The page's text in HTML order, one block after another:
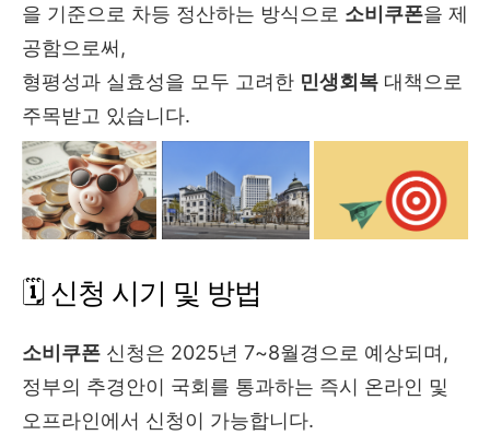
을 기준으로 차등 정산하는 방식으로 소비쿠폰을 제
공함으로써,
형평성과 실효성을 모두 고려한 민생회복 대책으로
주목받고 있습니다.
🗓️ 신청 시기 및 방법
소비쿠폰 신청은 2025년 7~8월경으로 예상되며,
정부의 추경안이 국회를 통과하는 즉시 온라인 및
오프라인에서 신청이 가능합니다.